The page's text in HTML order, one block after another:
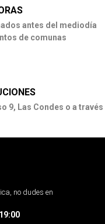
antes del mediodía
de comunas
9, Las Condes o a través
no dudes en